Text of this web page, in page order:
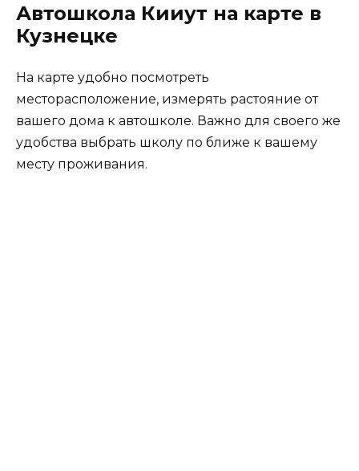
Автошкола Кииут на карте в
Кузнецке
На карте удобно посмотреть
месторасположение, измерять растояние от
вашего дома к автошколе. Важно для своего же
удобства выбрать школу по ближе к вашему
месту проживания.